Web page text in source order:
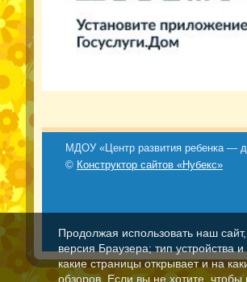
МДОУ «Центр развития ребенка —
© Конструктор сайтов «Нубекс»
Продолжая использовать наш
версия Браузера; тип устройства
какие страницы открывает и на
обзоров. Если вы не хотите,